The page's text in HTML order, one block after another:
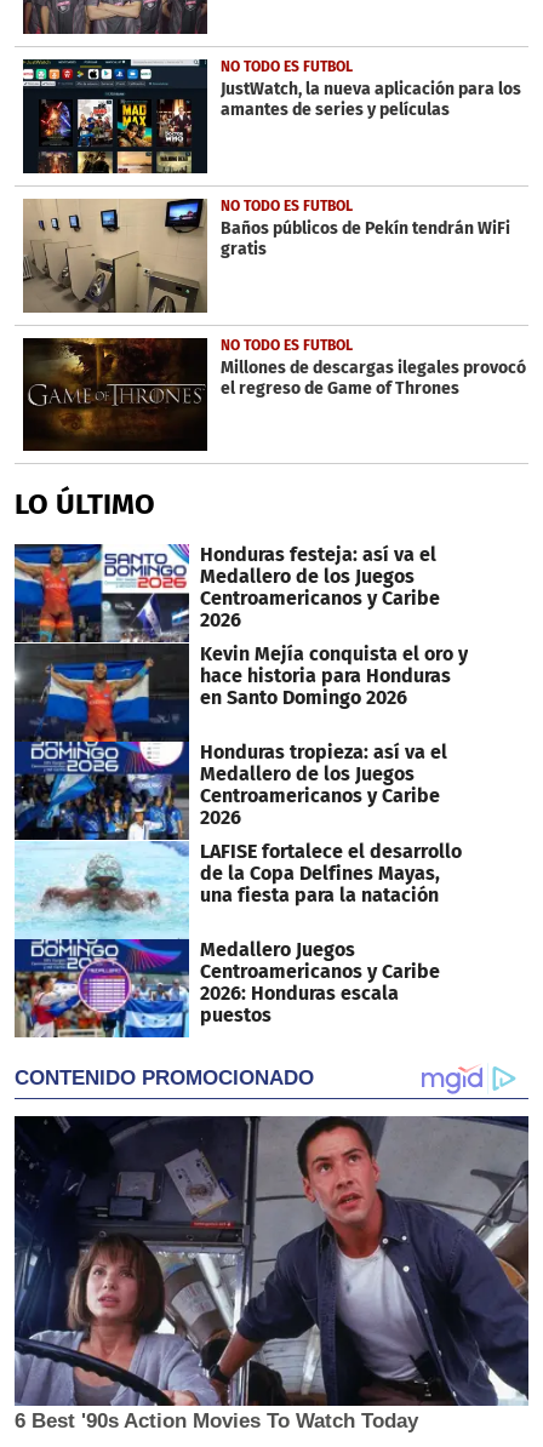
NO TODO ES FUTBOL
JustWatch, la nueva aplicación para los
amantes de series y películas
NO TODO ES FUTBOL
Baños públicos de Pekín tendrán WiFi
gratis
NO TODO ES FUTBOL
Millones de descargas ilegales provocó
el regreso de Game of Thrones
LO ÚLTIMO
Honduras festeja: así va el
Medallero de los Juegos
Centroamericanos y Caribe
2026
Kevin Mejía conquista el oro y
hace historia para Honduras
en Santo Domingo 2026
Honduras tropieza: así va el
Medallero de los Juegos
Centroamericanos y Caribe
2026
LAFISE fortalece el desarrollo
de la Copa Delfines Mayas,
una fiesta para la natación
Medallero Juegos
Centroamericanos y Caribe
2026: Honduras escala
puestos